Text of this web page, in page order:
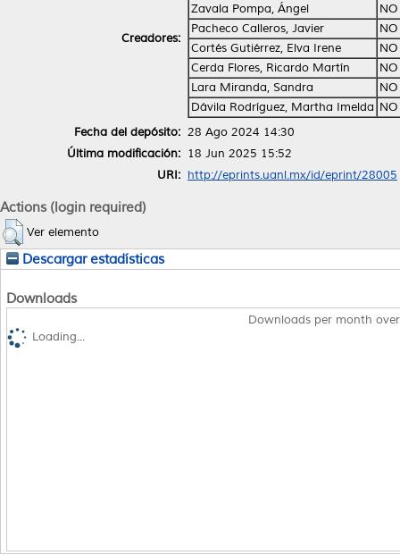
Creadores:
Zavala Pompa, Ángel
Pacheco Calleros, Javier
Cortés Gutiérrez, Elva Irene
Cerda Flores, Ricardo Martín
Lara Miranda, Sandra
Dávila Rodríguez, Martha Imelda
Fecha del depósito: 28 Ago 2024 14:30
Última modificación: 18 Jun 2025 15:52
URI: http://eprints.uanl.mx/id/eprint/28005
Actions (login required)
Ver elemento
Descargar estadísticas
Downloads
Downloads per month
Loading...